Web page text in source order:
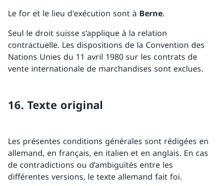
Le for et le lieu d'exécution sont à Berne.
Seul le droit suisse s’applique à la relation
contractuelle. Les dispositions de la Convention des
Nations Unies du 11 avril 1980 sur les contrats de
vente internationale de marchandises sont exclues.
16. Texte original
Les présentes conditions générales sont rédigées en
allemand, en français, en italien et en anglais. En cas
de contradictions ou d’ambiguïtés entre les
différentes versions, le texte allemand fait foi.